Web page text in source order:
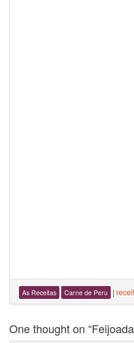
As Receitas Carne de Peru |
One thought on “